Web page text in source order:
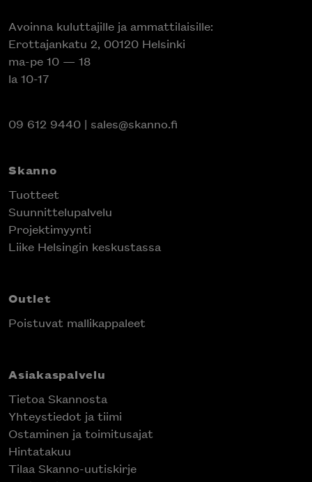
Avoinna kuluttajille ja ammattilaisille:
Erottajankatu 2, 00120 Helsinki
ma-pe 10 — 18
la 10-17
09 612 9440 | sales@skanno.fi
Skanno
Tuotteet
Suunnittelupalvelu
Projektimyynti
Liike Helsingin keskustassa
Outlet
Poistuvat mallikappaleet
Asiakaspalvelu
Tietoa Skannosta
Yhteystiedot ja tiimi
Ostaminen ja toimitusajat
Hintatakuu
Tilaa Skanno-uutiskirje